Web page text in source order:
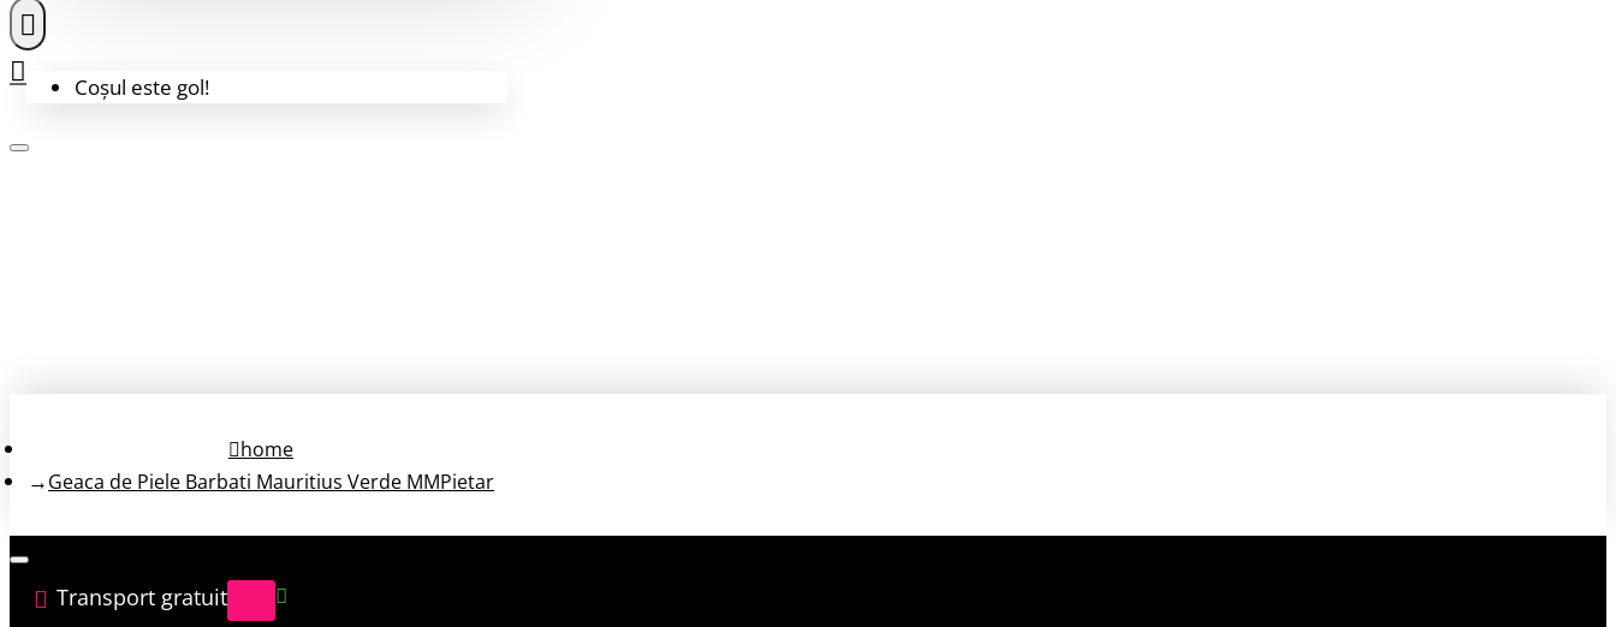
Coșul este gol!
home
Geaca de Piele Barbati Mauritius Verde MMPietar
Transport gratuit